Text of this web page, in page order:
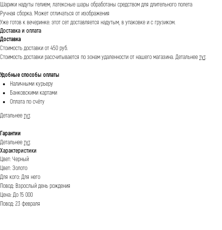
Шарики надуты гелием, латексные шары обработаны средством для длительного полета
Ручная сборка. Может отличаться от изображения
Уже готов к вечеринке: этот сет доставляется надутым, в упаковке и с грузиком.
Доставка и оплата
Доставка
Стоимость доставки от 450 руб.
Стоимость доставки рассчитывается по зонам удаленности от нашего магазина. Детальнее тут.
Удобные способы оплаты
Наличными курьеру
Банковскими картами
Оплата по счёту
Детальнее тут.
Гарантии
Детальнее тут.
Характеристики
Цвет: Черный
Цвет: Золото
Для кого: Для него
Повод: Взрослый день рождения
Цена: До 15 000
Повод: 23 февраля